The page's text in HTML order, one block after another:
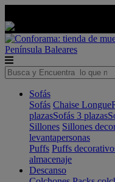
Península Baleares
Sofás
Sofás Chaise Longue
plazasSofás 3 plazas
Sillones Sillones
levantapersonas
Puffs Puffs
almacenaje
Descanso